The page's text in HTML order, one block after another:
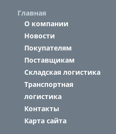
Главная
О компании
Новости
Покупателям
Поставщикам
Складская логистика
Транспортная
логистика
Контакты
Карта сайта